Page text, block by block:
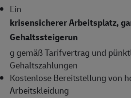
Ein
krisensicherer Arbeitsplatz,
Gehaltssteigerun
g gemäß Tarifvertrag und
Gehaltszahlungen
KostenloseBereitstellung von
Arbeitskleidung